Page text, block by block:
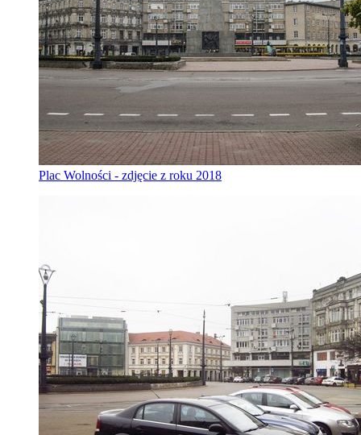
Plac Wolności - zdjęcie z roku 2018